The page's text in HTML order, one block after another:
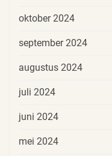
oktober 2024
september 2024
augustus 2024
juli 2024
juni 2024
mei 2024